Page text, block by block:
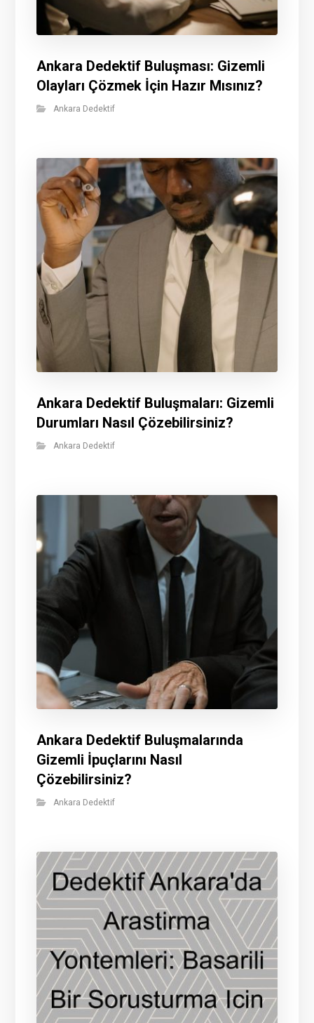
Ankara Dedektif Buluşması: Gizemli
Olayları Çözmek İçin Hazır Mısınız?
Ankara Dedektif
Ankara Dedektif Buluşmaları: Gizemli
Durumları Nasıl Çözebilirsiniz?
Ankara Dedektif
Ankara Dedektif Buluşmalarında
Gizemli İpuçlarını Nasıl
Çözebilirsiniz?
Ankara Dedektif